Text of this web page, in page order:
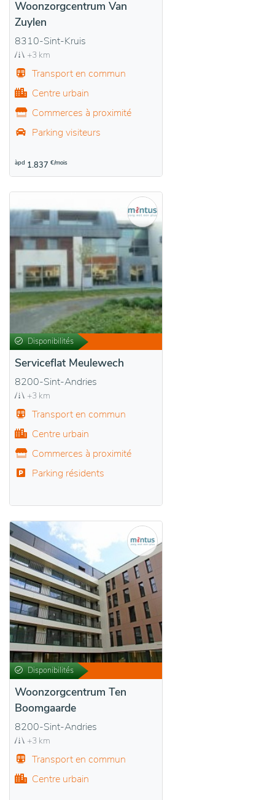
Woonzorgcentrum Van
Zuylen
8310-Sint-Kruis
+3 km
Transport en commun
Centre urbain
Commerces à proximité
Parking visiteurs
àpd 1.837 €/mois
Disponibilités
Serviceflat Meulewech
8200-Sint-Andries
+3 km
Transport en commun
Centre urbain
Commerces à proximité
Parking résidents
Disponibilités
Woonzorgcentrum Ten
Boomgaarde
8200-Sint-Andries
+3 km
Transport en commun
Centre urbain